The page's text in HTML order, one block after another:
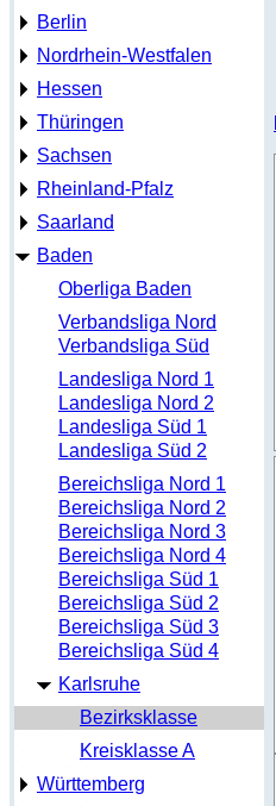
Berlin
Nordrhein-Westfalen
Hessen
Thüringen
Sachsen
Rheinland-Pfalz
Saarland
Baden
Oberliga Baden
Verbandsliga Nord
Verbandsliga Süd
Landesliga Nord 1
Landesliga Nord 2
Landesliga Süd 1
Landesliga Süd 2
Bereichsliga Nord 1
Bereichsliga Nord 2
Bereichsliga Nord 3
Bereichsliga Nord 4
Bereichsliga Süd 1
Bereichsliga Süd 2
Bereichsliga Süd 3
Bereichsliga Süd 4
Karlsruhe
Bezirksklasse
Kreisklasse A
Württemberg